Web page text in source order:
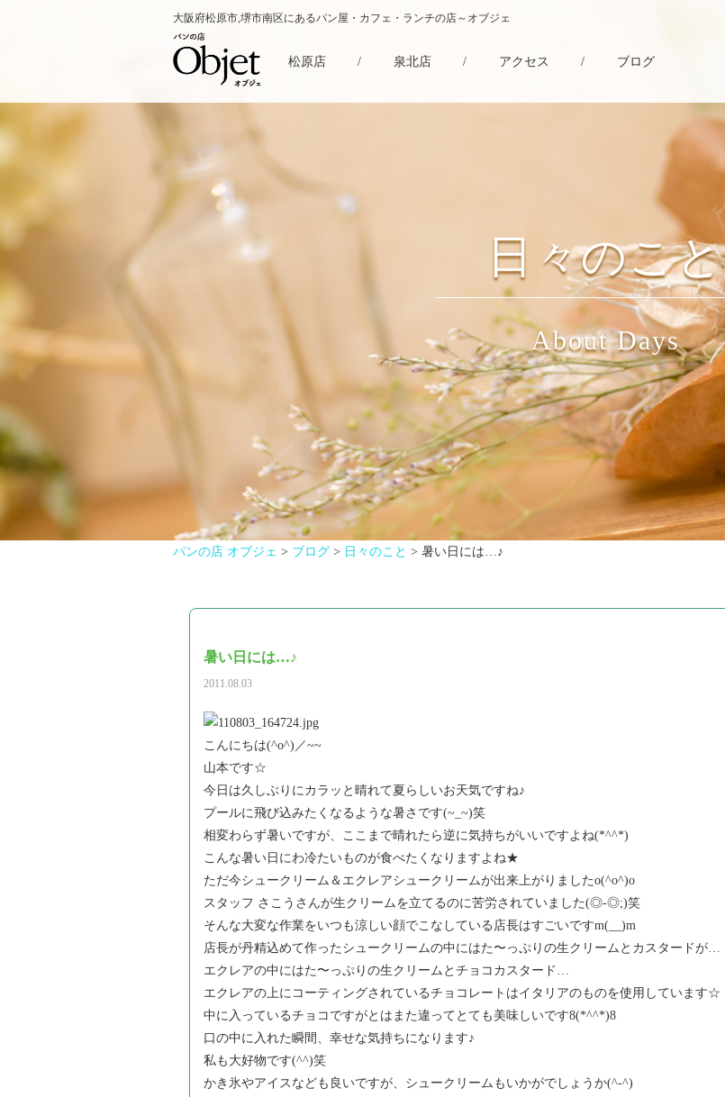
大阪府松原市,堺市南区にあるパン屋・カフェ・ランチの店～オブジェ
松原店 / 泉北店 / アクセス / ブログ
日々のこと
About Days
パンの店 オブジェ > ブログ > 日々のこと > 暑い日には…♪
暑い日には…♪
2011.08.03
こんにちは(^o^)／~~
山本です☆
今日は久しぶりにカラッと晴れて夏らしいお天気ですね♪
プールに飛び込みたくなるような暑さです(~_~)笑
相変わらず暑いですが、ここまで晴れたら逆に気持ちがいいですよね(*^^*)
こんな暑い日にわ冷たいものが食べたくなりますよね★
ただ今シュークリーム＆エクレアシュークリームが出来上がりましたo(^o^)o
スタッフ さこうさんが生クリームを立てるのに苦労されていました(◎-◎;)笑
そんな大変な作業をいつも涼しい顔でこなしている店長はすごいですm(__)m
店長が丹精込めて作ったシュークリームの中にはた〜っぷりの生クリームとカスタードが…
エクレアの中にはた〜っぷりの生クリームとチョコカスタード…
エクレアの上にコーティングされているチョコレートはイタリアのものを使用しています☆
中に入っているチョコですがとはまた違ってとても美味しいです8(*^^*)8
口の中に入れた瞬間、幸せな気持ちになります♪
私も大好物です(^^)笑
かき氷やアイスなども良いですが、シュークリームもいかがでしょうか(^-^)